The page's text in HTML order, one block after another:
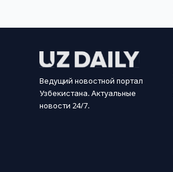
Ведущий новостной портал
Узбекистана. Актуальные
новости 24/7.